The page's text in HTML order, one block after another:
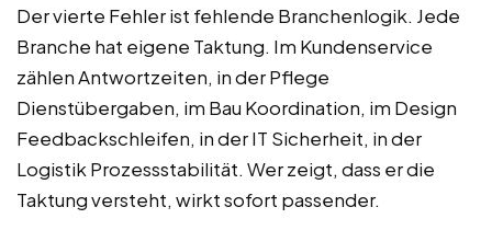
Der vierte Fehler ist fehlende Branchenlogik. Jede
Branche hat eigene Taktung. Im Kundenservice
zählen Antwortzeiten, in der Pflege
Dienstübergaben, im Bau Koordination, im Design
Feedbackschleifen, in der IT Sicherheit, in der
Logistik Prozessstabilität. Wer zeigt, dass er die
Taktung versteht, wirkt sofort passender.